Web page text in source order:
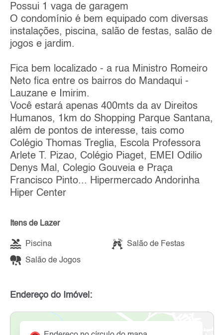
Possui 1 vaga de garagem
O condomínio é bem equipado com diversas
instalações, piscina, salão de festas, salão de
jogos e jardim.
Fica bem localizado - a rua Ministro Romeiro
Neto fica entre os bairros do Mandaqui -
Lauzane e Imirim.
Você estará apenas 400mts da av Direitos
Humanos, 1km do Shopping Parque Santana,
além de pontos de interesse, tais como
Colégio Thomas Treglia, Escola Professora
Arlete T. Pizao, Colégio Piaget, EMEI Odilio
Denys Mal, Colegio Gouveia e Praça
Francisco Pinto... Hipermercado Andorinha
Hiper Center
Itens de Lazer
Piscina Salão de Festas
Salão de Jogos
Endereço do Imóvel: